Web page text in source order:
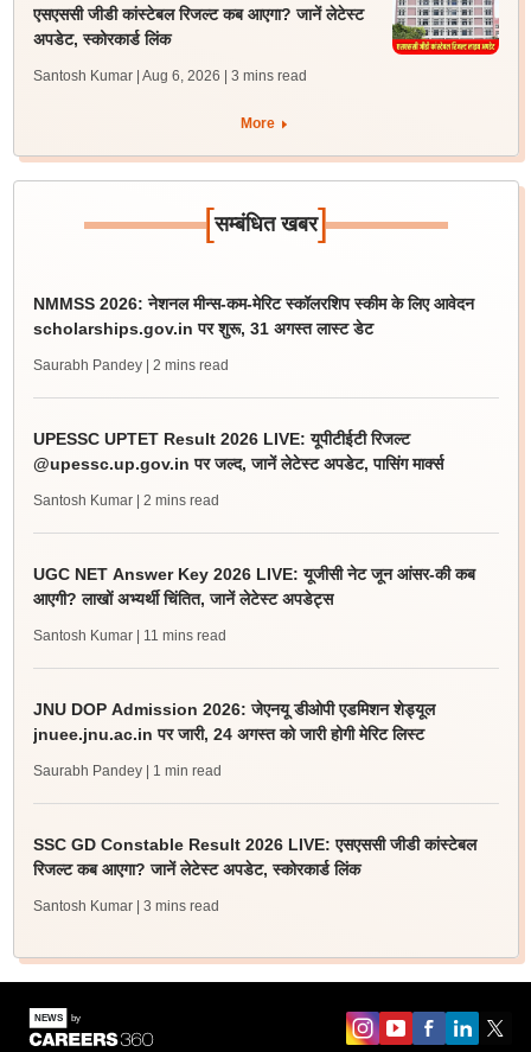
एसएससी जीडी कांस्टेबल रिजल्ट कब आएगा? जानें लेटेस्ट
अपडेट, स्कोरकार्ड लिंक
Santosh Kumar | Aug 6, 2026 | 3 mins read
More
[सम्बंधित खबर]
NMMSS 2026: नेशनल मीन्स-कम-मेरिट स्कॉलरशिप स्कीम के लिए आवेदन
scholarships.gov.in पर शुरू, 31 अगस्त लास्ट डेट
Saurabh Pandey | 2 mins read
UPESSC UPTET Result 2026 LIVE: यूपीटीईटी रिजल्ट
@upessc.up.gov.in पर जल्द, जानें लेटेस्ट अपडेट, पासिंग मार्क्स
Santosh Kumar | 2 mins read
UGC NET Answer Key 2026 LIVE: यूजीसी नेट जून आंसर-की कब
आएगी? लाखों अभ्यर्थी चिंतित, जानें लेटेस्ट अपडेट्स
Santosh Kumar | 11 mins read
JNU DOP Admission 2026: जेएनयू डीओपी एडमिशन शेड्यूल
jnuee.jnu.ac.in पर जारी, 24 अगस्त को जारी होगी मेरिट लिस्ट
Saurabh Pandey | 1 min read
SSC GD Constable Result 2026 LIVE: एसएससी जीडी कांस्टेबल
रिजल्ट कब आएगा? जानें लेटेस्ट अपडेट, स्कोरकार्ड लिंक
Santosh Kumar | 3 mins read